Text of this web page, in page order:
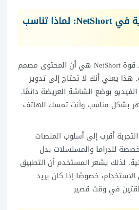
الدراما العمودية في NetShort: لماذا تناسب
واحدة من أهم نقاط قوة NetShort هي أن المحتوى مصمم
هذا يعني أنك لا تحتاج إلى تدوير
بوضع الشاشة العريضة دائمًا.
بشكل مناسب وأنت تمسك الهاتف
أقرب إلى أسلوب المنصات
للدراما والمسلسلات بدل
لذلك يشعر المستخدم أن التطبيق
خصوصًا إذا كان يريد
في وقت قصير